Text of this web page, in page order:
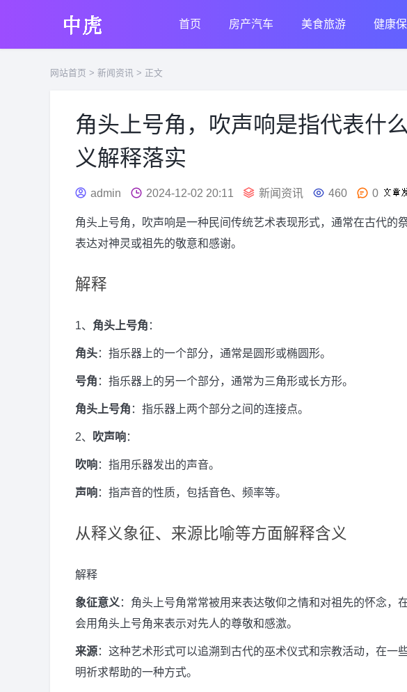
首页 房产汽车 美食旅游 健康
网站首页 > 新闻资讯 > 正文
角头上号角，吹声响是指代表什
义解释落实
admin 2024-12-02 20:11 新闻资讯 460 0
角头上号角，吹声响是一种民间传统艺术表现形式，通常在古代的
表达对神灵或祖先的敬意和感谢。
解释
1、 角头上号角 ：
角头：指乐器上的一个部分，通常是圆形或椭圆形。
号角 ：指乐器上的另一个部分，通常为三角形或长方形。
角头上号角 ：指乐器上两个部分之间的连接点。
2、 吹声响：
吹响：指用乐器发出的声音。
声响：指声音的性质，包括音色、频率等。
从释义象征、来源比喻等方面解释含义
解释
象征意义 ：角头上号角常常被用来表达敬仰之情和对祖先的怀念，
会用角头上号角来表示对先人的尊敬和感激。
来源：这种艺术形式可以追溯到古代的巫术仪式和宗教活动，在一
明祈求帮助的一种方式。